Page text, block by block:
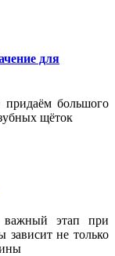
для
большого
щёток
этап при
не только